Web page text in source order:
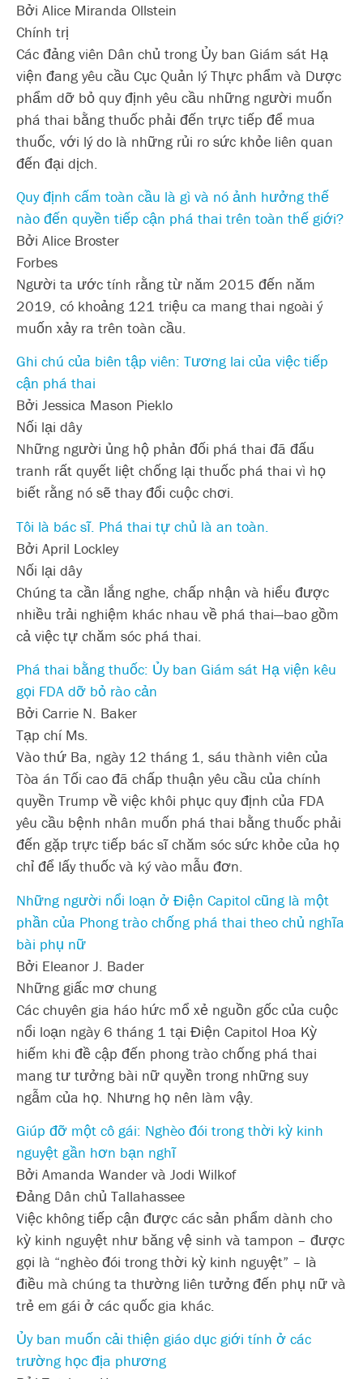
Bởi Alice Miranda Ollstein
Chính trị
Các đảng viên Dân chủ trong Ủy ban Giám sát Hạ
viện đang yêu cầu Cục Quản lý Thực phẩm và Dược
phẩm dỡ bỏ quy định yêu cầu những người muốn
phá thai bằng thuốc phải đến trực tiếp để mua
thuốc, với lý do là những rủi ro sức khỏe liên quan
đến đại dịch.
Quy định cấm toàn cầu là gì và nó ảnh hưởng thế
nào đến quyền tiếp cận phá thai trên toàn thế giới?
Bởi Alice Broster
Forbes
Người ta ước tính rằng từ năm 2015 đến năm
2019, có khoảng 121 triệu ca mang thai ngoài ý
muốn xảy ra trên toàn cầu.
Ghi chú của biên tập viên: Tương lai của việc tiếp
cận phá thai
Bởi Jessica Mason Pieklo
Nối lại dây
Những người ủng hộ phản đối phá thai đã đấu
tranh rất quyết liệt chống lại thuốc phá thai vì họ
biết rằng nó sẽ thay đổi cuộc chơi.
Tôi là bác sĩ. Phá thai tự chủ là an toàn.
Bởi April Lockley
Nối lại dây
Chúng ta cần lắng nghe, chấp nhận và hiểu được
nhiều trải nghiệm khác nhau về phá thai—bao gồm
cả việc tự chăm sóc phá thai.
Phá thai bằng thuốc: Ủy ban Giám sát Hạ viện kêu
gọi FDA dỡ bỏ rào cản
Bởi Carrie N. Baker
Tạp chí Ms.
Vào thứ Ba, ngày 12 tháng 1, sáu thành viên của
Tòa án Tối cao đã chấp thuận yêu cầu của chính
quyền Trump về việc khôi phục quy định của FDA
yêu cầu bệnh nhân muốn phá thai bằng thuốc phải
đến gặp trực tiếp bác sĩ chăm sóc sức khỏe của họ
chỉ để lấy thuốc và ký vào mẫu đơn.
Những người nổi loạn ở Điện Capitol cũng là một
phần của Phong trào chống phá thai theo chủ nghĩa
bài phụ nữ
Bởi Eleanor J. Bader
Những giấc mơ chung
Các chuyên gia háo hức mổ xẻ nguồn gốc của cuộc
nổi loạn ngày 6 tháng 1 tại Điện Capitol Hoa Kỳ
hiếm khi đề cập đến phong trào chống phá thai
mang tư tưởng bài nữ quyền trong những suy
ngẫm của họ. Nhưng họ nên làm vậy.
Giúp đỡ một cô gái: Nghèo đói trong thời kỳ kinh
nguyệt gần hơn bạn nghĩ
Bởi Amanda Wander và Jodi Wilkof
Đảng Dân chủ Tallahassee
Việc không tiếp cận được các sản phẩm dành cho
kỳ kinh nguyệt như băng vệ sinh và tampon – được
gọi là “nghèo đói trong thời kỳ kinh nguyệt” – là
điều mà chúng ta thường liên tưởng đến phụ nữ và
trẻ em gái ở các quốc gia khác.
Ủy ban muốn cải thiện giáo dục giới tính ở các
trường học địa phương